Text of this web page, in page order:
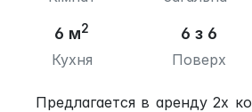
6 м2
Кухня
6 з 6
Поверх
Предлагается в аренду 2х